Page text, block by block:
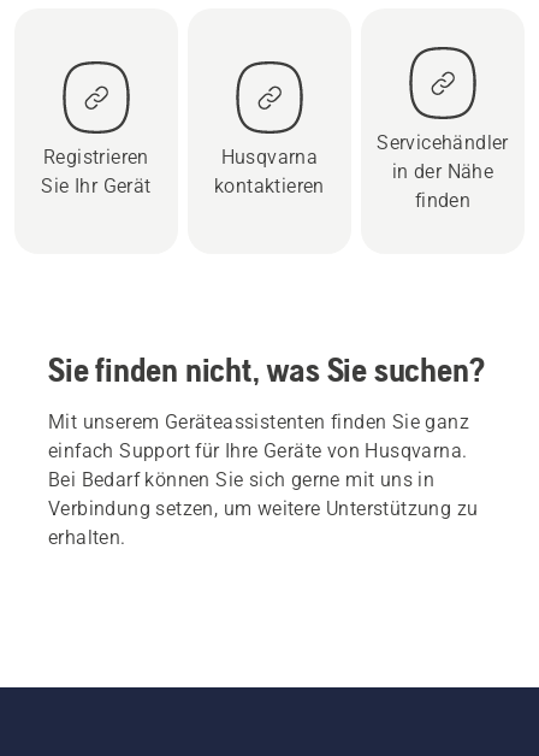
Registrieren
Sie Ihr Gerät
Husqvarna
kontaktieren
Servicehändler
in der Nähe
finden
Sie finden nicht, was Sie suchen?
Mit unserem Geräteassistenten finden Sie ganz
einfach Support für Ihre Geräte von Husqvarna.
Bei Bedarf können Sie sich gerne mit uns in
Verbindung setzen, um weitere Unterstützung zu
erhalten.